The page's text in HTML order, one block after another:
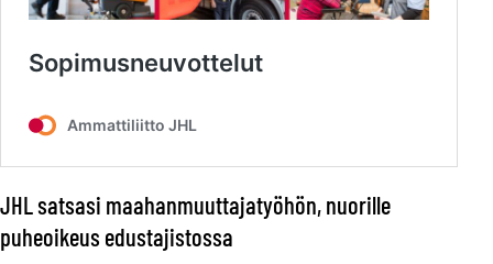
JHL satsasi maahanmuuttajatyöhön, nuorille
puheoikeus edustajistossa